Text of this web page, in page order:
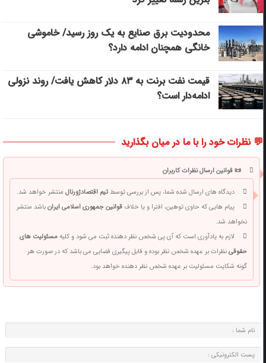
محدودیت برق صنایع به یک روز رسید/ خاموشی
خانگی همچنان ادامه دارد؟
قیمت نفت برنت به ۸۳ دلار کاهش یافت/ روند نزولی
ادامه‌دار است؟
💬 نظرات خود را با ما در میان بگذارید
📜 قوانین ارسال نظرات کاربران
دیدگاه های ارسال شده شما، پس از بررسی توسطتیم اقتصادژورنالمنتشر خواهد شد.
پیام هایی که حاوی توهین، افترا و یا خلافقوانین جمهوری اسلامی ایرانباشد منتشر
نخواهد شد.
لازم به یادآوری است که آی پی شخص نظر دهنده ثبت می شود و کلیهمسئولیت های
حقوقینظرات بر عهده شخص نظر بوده و قابل پیگیری قضایی می باشد که در صورت هر
گونه شکایت مسئولیت بر عهده شخص نظر دهنده خواهد بود.